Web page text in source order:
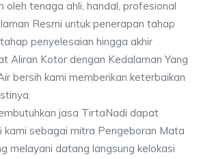
oleh tenaga ahli, handal, profesional
Resmi untuk penerapan tahap
penyelesaian hingga akhir
Aliran Kotor dengan Kedalaman Yang
bersih kami memberikan keterbaikan
jasa TirtaNadi dapat
kami sebagai mitra Pengeboran Mata
melayani datang langsung kelokasi